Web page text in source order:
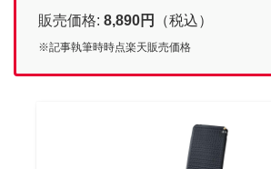
販売価格: 8,890円 （税込）
※記事執筆時時点楽天販売価格